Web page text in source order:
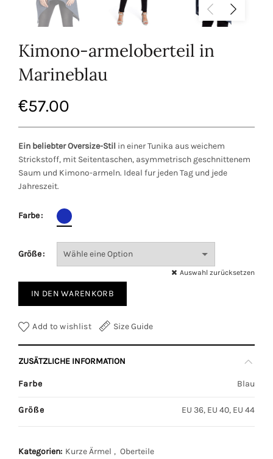
Kimono-armeloberteil in
Marineblau
€57.00
Ein beliebter Oversize-Stil in einer Tunika aus weichem
Strickstoff, mit Seitentaschen, asymmetrisch geschnittenem
Saum und Kimono-armeln. Ideal fur jeden Tag und jede
Jahreszeit.
Farbe
Größe
Auswahl zurücksetzen
IN DEN WARENKORB
Add to wishlist Size Guide
ZUSÄTZLICHE INFORMATION
Farbe Blau
Größe EU 36, EU 40, EU 44
Kategorien: Kurze Ärmel , Oberteile